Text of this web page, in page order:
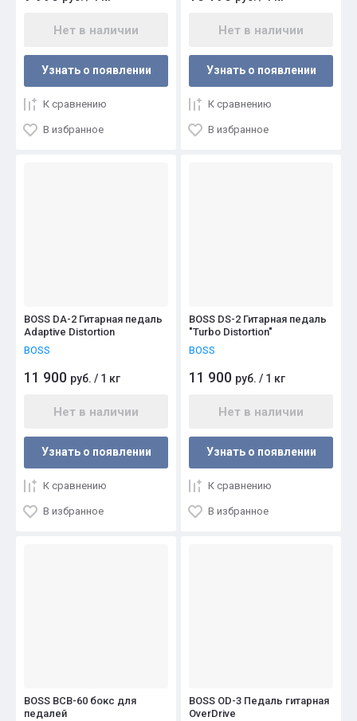
Нет в наличии
Узнать о появлении
К сравнению
В избранное
Нет в наличии
Узнать о появлении
К сравнению
В избранное
BOSS DA-2 Гитарная педаль
Adaptive Distortion
BOSS
11 900 руб. / 1 кг
Нет в наличии
Узнать о появлении
К сравнению
В избранное
BOSS DS-2 Гитарная педаль
"Turbo Distortion"
BOSS
11 900 руб. / 1 кг
Нет в наличии
Узнать о появлении
К сравнению
В избранное
BOSS BCB-60 бокс для
педалей
BOSS OD-3 Педаль гитарная
OverDrive